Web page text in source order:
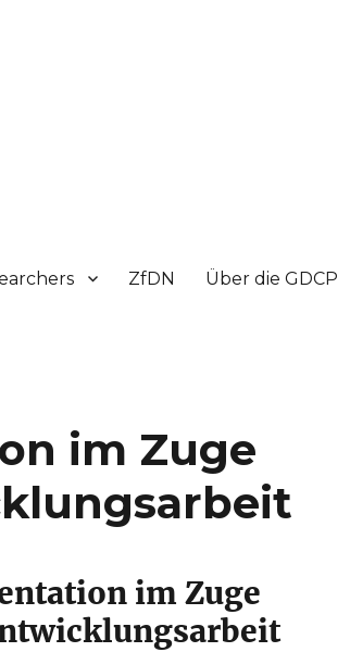
ZfDN Über die GDCP
im Zuge
im Zuge